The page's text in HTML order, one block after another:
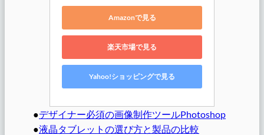
Amazonで見る
楽天市場で見る
Yahoo!ショッピングで見る
●デザイナー必須の画像制作ツールPhotoshop
●液晶タブレットの選び方と製品の比較